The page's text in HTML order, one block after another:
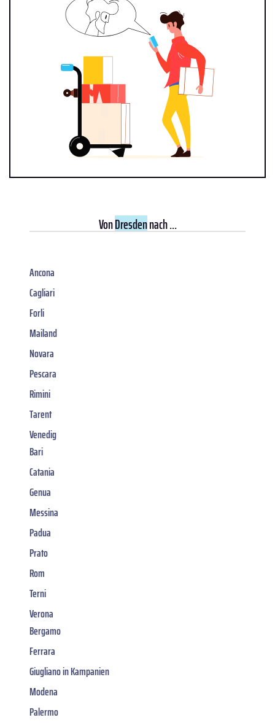
VonDresdennach ...
Ancona
Cagliari
Forli
Mailand
Novara
Pescara
Rimini
Tarent
Venedig
Bari
Catania
Genua
Messina
Padua
Prato
Rom
Terni
Verona
Bergamo
Ferrara
Giugliano in Kampanien
Modena
Palermo